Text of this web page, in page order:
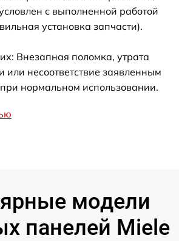
с выполненной работой
установка запчасти).
Внезапная поломка, утрата
или несоответствие заявленным
нормальном использовании.
модели
панелей Miele